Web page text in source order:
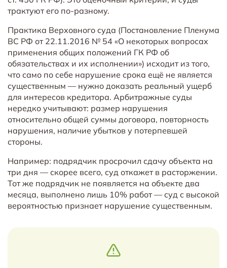
трактуют его по-разному.
Практика Верховного суда (Постановление Пленума
ВС РФ от 22.11.2016 № 54 «О некоторых вопросах
применения общих положений ГК РФ об
обязательствах и их исполнении») исходит из того,
что само по себе нарушение срока ещё не является
существенным — нужно доказать реальный ущерб
для интересов кредитора. Арбитражные суды
нередко учитывают: размер нарушения
относительно общей суммы договора, повторность
нарушения, наличие убытков у потерпевшей
стороны.
Например: подрядчик просрочил сдачу объекта на
три дня — скорее всего, суд откажет в расторжении.
Тот же подрядчик не появляется на объекте два
месяца, выполнено лишь 10% работ — суд с высокой
вероятностью признает нарушение существенным.